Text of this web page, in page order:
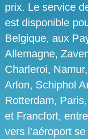
prix. Le service
est disponible
Belgique, aux
Allemagne,
Charleroi,
Arlon, Schiphol
Rotterdam,
et Francfort,
vers l’aéroport